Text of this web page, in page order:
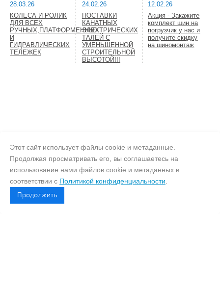
28.03.26
КОЛЕСА И РОЛИК
ДЛЯ ВСЕХ
РУЧНЫХ,ПЛАТФОРМЕННЫХ
И
ГИДРАВЛИЧЕСКИХ
ТЕЛЕЖЕК
24.02.26
ПОСТАВКИ
КАНАТНЫХ
ЭЛЕКТРИЧЕСКИХ
ТАЛЕЙ С
УМЕНЬШЕННОЙ
СТРОИТЕЛЬНОЙ
ВЫСОТОЙ!!!
12.02.26
Акция - Закажите
комплект шин на
погрузчик у нас и
получите скидку
на шиномонтаж
Этот сайт использует файлы cookie и метаданные.
Продолжая просматривать его, вы соглашаетесь на
использование нами файлов cookie и метаданных в
соответствии с Политикой конфиденциальности
Продолжить